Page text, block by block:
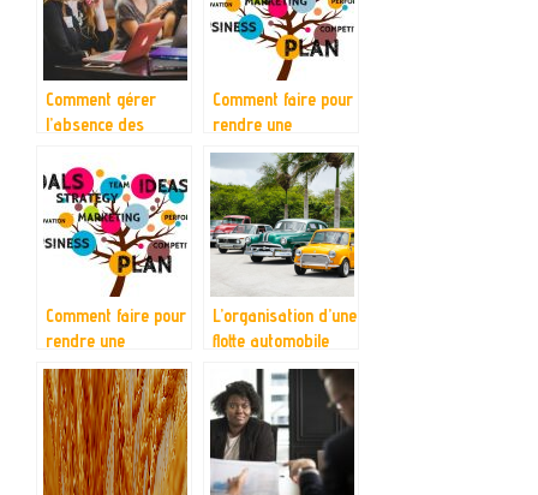
Comment gérer
l’absence des
Comment faire pour
rendre une
entreprise
florissante?
Comment faire pour
rendre une
entreprise
florissante?
L’organisation d’une
flotte automobile